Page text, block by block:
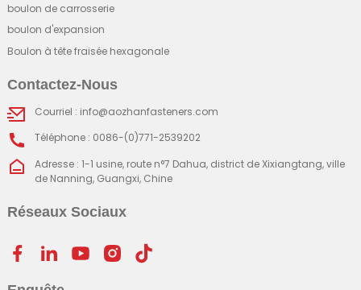
boulon de carrosserie
boulon d'expansion
Boulon à tête fraisée hexagonale
Contactez-Nous
Courriel : info@aozhanfasteners.com
Téléphone : 0086-(0)771-2539202
Adresse : 1-1 usine, route n°7 Dahua, district de Xixiangtang, ville
de Nanning, Guangxi, Chine
Réseaux Sociaux